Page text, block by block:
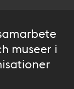
museer i